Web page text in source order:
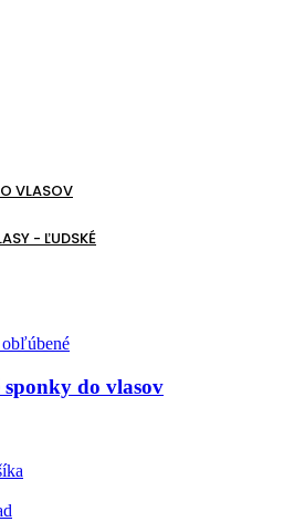
VLASOV
- ĽUDSKÉ
sponky do vlasov